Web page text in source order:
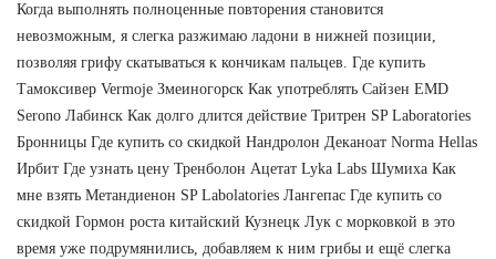
Когда выполнять полноценные повторения становится
невозможным, я слегка разжимаю ладони в нижней позиции,
позволяя грифу скатываться к кончикам пальцев. Где купить
Тамоксивер Vermoje Змеиногорск Как употреблять Сайзен EMD
Serono Лабинск Как долго длится действие Тритрен SP Laboratories
Бронницы Где купить со скидкой Нандролон Деканоат Norma Hellas
Ирбит Где узнать цену Тренболон Ацетат Lyka Labs Шумиха Как
мне взять Метандиенон SP Labolatories Лангепас Где купить со
скидкой Гормон роста китайский Кузнецк Лук с морковкой в это
время уже подрумянились, добавляем к ним грибы и ещё слегка